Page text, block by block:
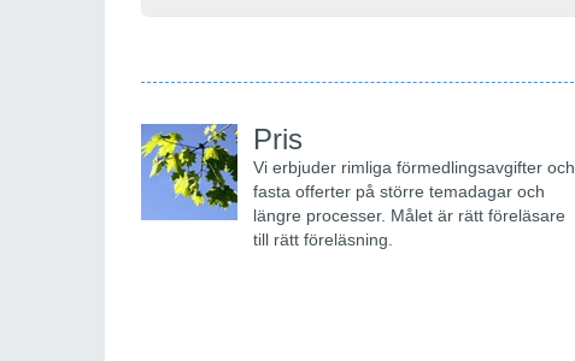
Pris
Vi erbjuder rimliga förmedlingsavgifter och
fasta offerter på större temadagar och
längre processer. Målet är rätt föreläsare
till rätt föreläsning.